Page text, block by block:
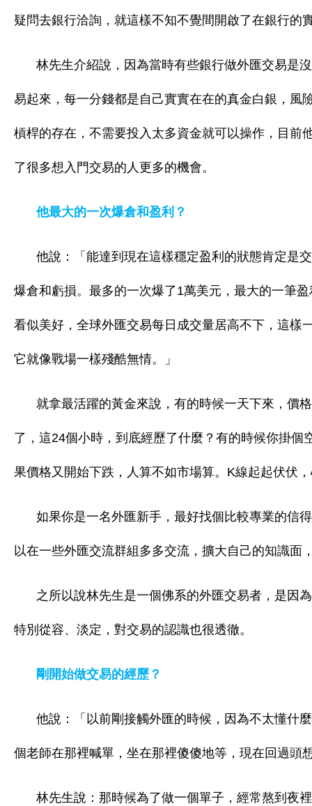
疑問去銀行洽詢，就這樣不知不覺間開啟了在銀行的
林先生介紹說，因為當時有些銀行做外匯交易是
易起來，每一分錢都是自己實實在在的真金白銀，風
槓桿的存在，不需要投入太多資金就可以操作，目前
了很多想入門交易的人更多的機會。
他最大的一次爆倉和盈利？
他說：「能達到現在這樣穩定盈利的狀態肯定是
爆倉和虧損。最多的一次爆了1萬美元，最大的一筆
看似美好，全球外匯交易每日成交量居高不下，這樣
它就像戰場一樣殘酷無情。」
就拿最活躍的黃金來說，有的時候一天下來，價
了，這24個小時，到底經歷了什麼？有的時候你掛
果價格又開始下跌，人算不如市場算。K線起起伏伏
如果你是一名外匯新手，最好找個比較專業的信
以在一些外匯交流群組多多交流，擴大自己的知識面
之所以說林先生是一個佛系的外匯交易者，是因
特別從容、淡定，對交易的認識也很透徹。
剛開始做交易的經歷？
他說：「以前剛接觸外匯的時候，因為不太懂什
個老師在那裡喊單，坐在那裡傻傻地等，現在回過頭
林先生說：那時候為了做一個單子，經常熬到夜